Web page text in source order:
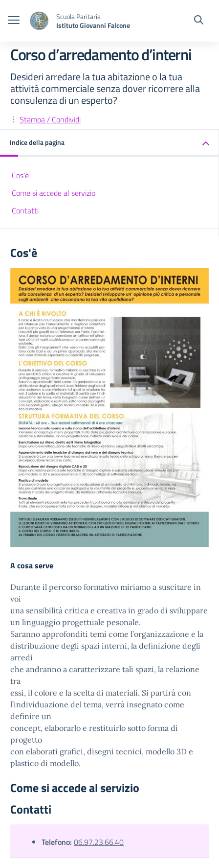
Scuola Paritaria
Istituto Giovanni Falcone
Corso d’arredamento d’interni
Desideri arredare la tua abitazione o la tua
attività commerciale senza dover ricorrere alla
consulenza di un esperto?
Stampa / Condividi
Indice della pagina
Cos'è
Come si accede al servizio
Contatti
Cos'è
A cosa serve
Durante il percorso formativo miriamo a suscitare in
voi
una sensibilità critica e creativa in grado di sviluppare
un linguaggio progettuale pesonale.
Saranno approfonditi temi come l’organizzazione e la
distribuzione degli spazi interni, la definizione degli
arredi
che andranno a caratterizzare tali spazi, la relazione
tra
essi, il colore e la scelta di materiali. Si partirà con
l’individuazione del tema, verrà insegnato come
definire un
concept, elaborarlo e restituirlo sotto forma di
progetto
con elaborati grafici, disegni tecnici, modello 3D e
plastico di modello.
Come si accede al servizio
Contatti
Telefono: 06.97.23.66.40